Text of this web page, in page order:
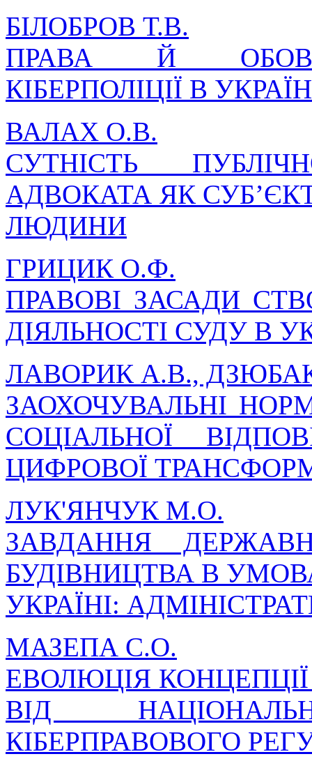
БІЛОБРОВ Т.В.
ПРАВА Й
КІБЕРПОЛІЦІЇ В
ВАЛАХ О.В.
СУТНІСТЬ
АДВОКАТА ЯК
ЛЮДИНИ
ГРИЦИК О.Ф.
ПРАВОВІ ЗАСАДИ
ДІЯЛЬНОСТІ СУДУ В
ЛАВОРИК А.В.,
ЗАОХОЧУВАЛЬНІ
СОЦІАЛЬНОЇ
ЦИФРОВОЇ
ЛУК'ЯНЧУК М.О.
ЗАВДАННЯ
БУДІВНИЦТВА В
УКРАЇНІ:
МАЗЕПА С.О.
ЕВОЛЮЦІЯ
ВІД
КІБЕРПРАВОВОГО